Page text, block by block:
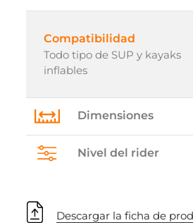
Compatibilidad
Todo tipo de SUP y kayaks
inflables
Dimensiones
Nivel del rider
Descargar la ficha de